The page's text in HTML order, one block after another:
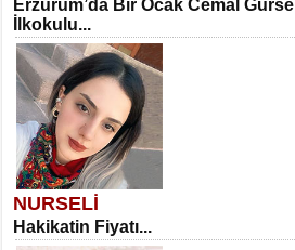
Erzurum’da Bir Ocak Cemal Gürsel
İlkokulu...
NURSELİ
Hakikatin Fiyatı...